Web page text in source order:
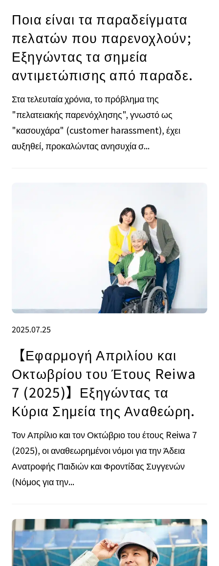
Ποια είναι τα παραδείγματα
πελατών που παρενοχλούν;
Εξηγώντας τα σημεία
αντιμετώπισης από παραδε.
Στα τελευταία χρόνια, το πρόβλημα της
"πελατειακής παρενόχλησης", γνωστό ως
"κασουχάρα" (customer harassment), έχει
αυξηθεί, προκαλώντας ανησυχία σ...
2025.07.25
【Εφαρμογή Απριλίου και
Οκτωβρίου του Έτους Reiwa
7 (2025)】Εξηγώντας τα
Κύρια Σημεία της Αναθεώρη.
Τον Απρίλιο και τον Οκτώβριο του έτους Reiwa 7
(2025), οι αναθεωρημένοι νόμοι για την Άδεια
Ανατροφής Παιδιών και Φροντίδας Συγγενών
(Νόμος για την...